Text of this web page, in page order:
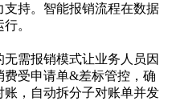
持。智能报销流程在数据
。
需报销模式让业务人员因
受申请单&差标管控，确
，自动拆分子对账单并发